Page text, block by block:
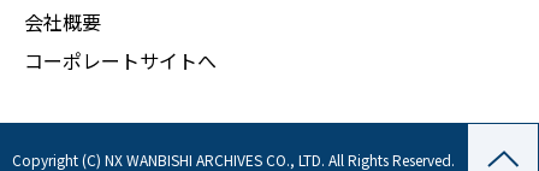
会社概要
コーポレートサイトへ
Copyright (C) NX WANBISHI ARCHIVES CO., LTD. All Rights Reserved.